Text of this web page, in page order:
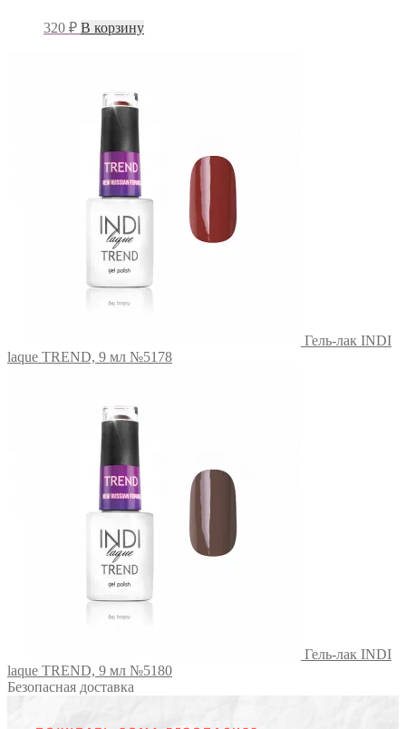
320 ₽ В корзину
Гель-лак INDI
laque TREND, 9 мл №5178
Гель-лак INDI
laque TREND, 9 мл №5180
Безопасная доставка